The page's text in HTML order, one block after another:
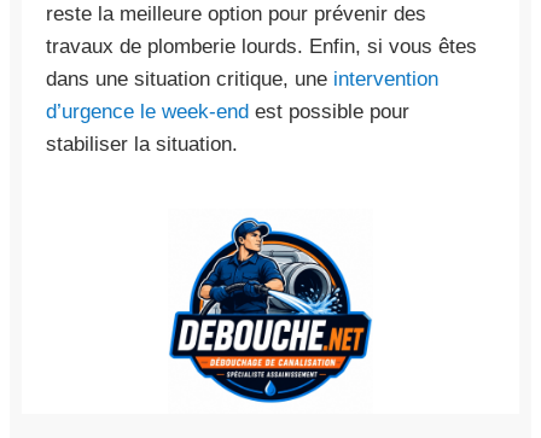
reste la meilleure option pour prévenir des
travaux de plomberie lourds. Enfin, si vous êtes
dans une situation critique, une intervention
d’urgence le week-end est possible pour
stabiliser la situation.